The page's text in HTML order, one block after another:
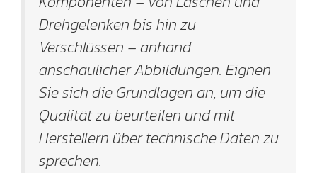
Drehgelenken bis hin zu
Verschlüssen – anhand
anschaulicher Abbildungen. Eignen
Sie sich die Grundlagen an, um die
Qualität zu beurteilen und mit
Herstellern über technische Daten zu
sprechen.